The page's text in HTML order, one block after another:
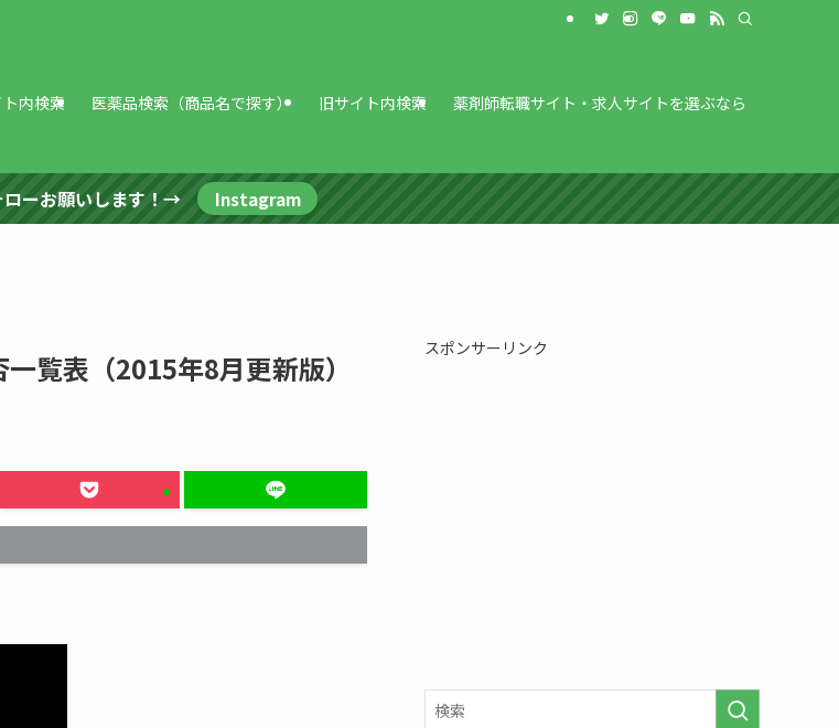
内検索 医薬品検索（商品名で探す） 旧サイト内検索 薬剤師転職サイト・求人サイトを選ぶなら
ーお願いします！→ Instagram
覧表（2015年8月更新版）
スポンサーリンク